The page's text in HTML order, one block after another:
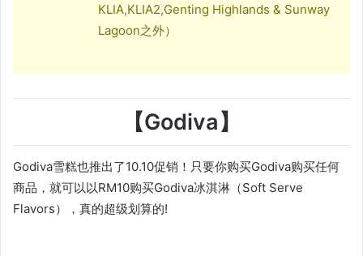
KLIA,KLIA2,Genting Highlands & Sunway
Lagoon之外）
【Godiva】
Godiva雪糕也推出了10.10促销！只要你购买Godiva购买任何
商品，就可以以RM10购买Godiva冰淇淋（Soft Serve
Flavors），真的超级划算的!